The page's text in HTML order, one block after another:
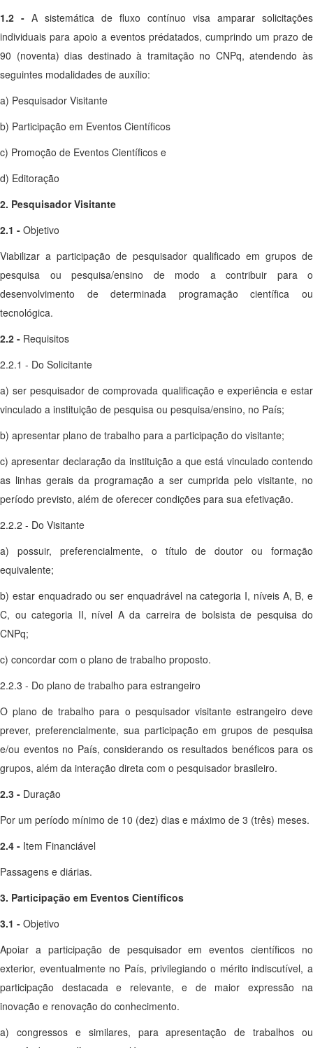
1.2 - A sistemática de fluxo contínuo visa amparar solicitações
individuais para apoio a eventos prédatados, cumprindo um prazo de
90 (noventa) dias destinado à tramitação no CNPq, atendendo às
seguintes modalidades de auxílio:
a) Pesquisador Visitante
b) Participação em Eventos Científicos
c) Promoção de Eventos Científicos e
d) Editoração
2. Pesquisador Visitante
2.1 - Objetivo
Viabilizar a participação de pesquisador qualificado em grupos de
pesquisa ou pesquisa/ensino de modo a contribuir para o
desenvolvimento de determinada programação científica ou
tecnológica.
2.2 - Requisitos
2.2.1 - Do Solicitante
a) ser pesquisador de comprovada qualificação e experiência e estar
vinculado a instituição de pesquisa ou pesquisa/ensino, no País;
b) apresentar plano de trabalho para a participação do visitante;
c) apresentar declaração da instituição a que está vinculado contendo
as linhas gerais da programação a ser cumprida pelo visitante, no
período previsto, além de oferecer condições para sua efetivação.
2.2.2 - Do Visitante
a) possuir, preferencialmente, o título de doutor ou formação
equivalente;
b) estar enquadrado ou ser enquadrável na categoria I, níveis A, B, e
C, ou categoria II, nível A da carreira de bolsista de pesquisa do
CNPq;
c) concordar com o plano de trabalho proposto.
2.2.3 - Do plano de trabalho para estrangeiro
O plano de trabalho para o pesquisador visitante estrangeiro deve
prever, preferencialmente, sua participação em grupos de pesquisa
e/ou eventos no País, considerando os resultados benéficos para os
grupos, além da interação direta com o pesquisador brasileiro.
2.3 - Duração
Por um período mínimo de 10 (dez) dias e máximo de 3 (três) meses.
2.4 - Item Financiável
Passagens e diárias.
3. Participação em Eventos Científicos
3.1 - Objetivo
Apoiar a participação de pesquisador em eventos científicos no
exterior, eventualmente no País, privilegiando o mérito indiscutível, a
participação destacada e relevante, e de maior expressão na
inovação e renovação do conhecimento.
a) congressos e similares, para apresentação de trabalhos ou